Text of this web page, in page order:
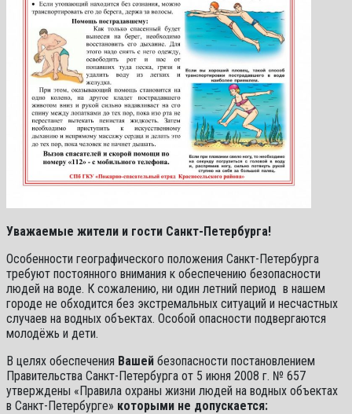
Уважаемые жители и гости Санкт-Петербурга!
Особенности географического положения Санкт-Петербурга
требуют постоянного внимания к обеспечению безопасности
людей на воде. К сожалению, ни один летний период в нашем
городе не обходится без экстремальных ситуаций и несчастных
случаев на водных объектах. Особой опасности подвергаются
молодёжь и дети.
В целях обеспечения Вашей безопасности постановлением
Правительства Санкт-Петербурга от 5 июня 2008 г. № 657
утверждены «Правила охраны жизни людей на водных объектах
в Санкт-Петербурге» которыми не допускается: